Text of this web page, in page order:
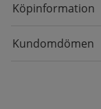
Köpinformation
Kundomdömen